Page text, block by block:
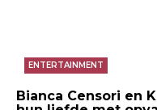
ENTERTAINMENT
Bianca Censori en